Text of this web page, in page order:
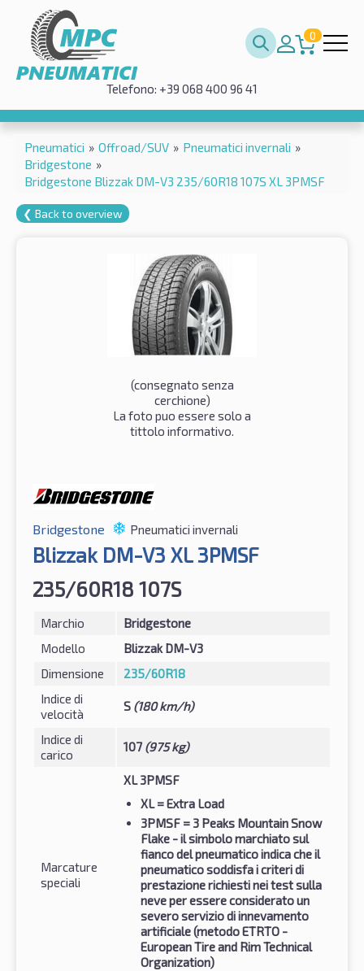
0
Telefono: +39 068 400 96 41
Pneumatici » Offroad/SUV » Pneumatici invernali »
Bridgestone »
Bridgestone Blizzak DM-V3 235/60R18 107S XL 3PMSF
❮ Back to overview
(consegnato senza
cerchione)
La foto puo essere solo a
tittolo informativo.
Bridgestone Pneumatici invernali
Blizzak DM-V3 XL 3PMSF
235/60R18 107S
Marchio
Bridgestone
Modello
Blizzak DM-V3
Dimensione
235/60R18
Indice di
velocità
S (180 km/h)
Indice di
carico
107 (975 kg)
Marcature
speciali
XL 3PMSF
XL= Extra Load
3PMSF = 3 Peaks Mountain Snow
Flake - il simbolo marchiato sul
fianco del pneumatico indica che il
pneumatico soddisfa i criteri di
prestazione richiesti nei test sulla
neve per essere considerato un
severo servizio di innevamento
artificiale (metodo ETRTO -
European Tire and Rim Technical
Organization)